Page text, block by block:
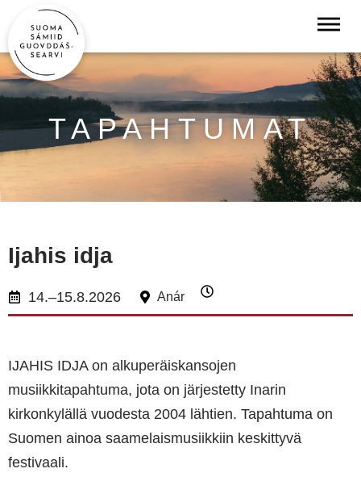
TAPAHTUMAT
Ijahis idja
14.–15.8.2026 Anár
IJAHIS IDJA on alkuperäiskansojen
musiikkitapahtuma, jota on järjestetty Inarin
kirkonkylällä vuodesta 2004 lähtien. Tapahtuma on
Suomen ainoa saamelaismusiikkiin keskittyvä
festivaali.